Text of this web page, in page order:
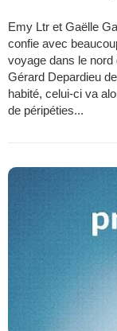
Emy Ltr et Gaëlle
confie avec
voyage dans le
Gérard Depardieu
habité, celui-ci va
de péripéties...